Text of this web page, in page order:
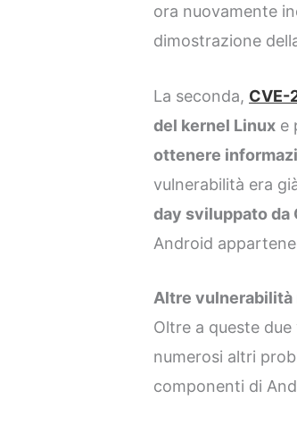
ora nuovamente
dimostrazione
La seconda,
del kernel Linux e
ottenere
vulnerabilità era
day sviluppato da
Android
Altre vulnerabilità
Oltre a queste
numerosi altri
componenti di